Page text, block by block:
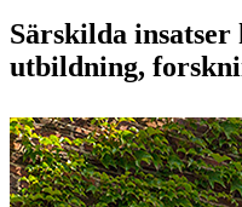
Särskilda
utbildning,